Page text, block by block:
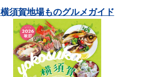
横須賀地場ものグルメガイド